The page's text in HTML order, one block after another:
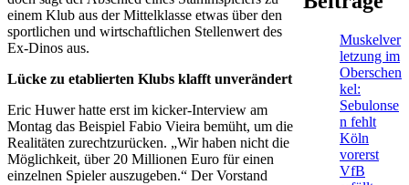
einem Klub aus der Mittelklasse etwas über den
sportlichen und wirtschaftlichen Stellenwert des
Ex-Dinos aus.
Lücke zu etablierten Klubs klafft unverändert
Eric Huwer hatte erst im kicker-Interview am
Montag das Beispiel Fabio Vieira bemüht, um die
Realitäten zurechtzurücken. „Wir haben nicht die
Möglichkeit, über 20 Millionen Euro für einen
einzelnen Spieler auszugeben.“ Der Vorstand
Muskelver
letzung im
Oberschen
kel:
Sebulonse
n fehlt
Köln
vorerst
VfB